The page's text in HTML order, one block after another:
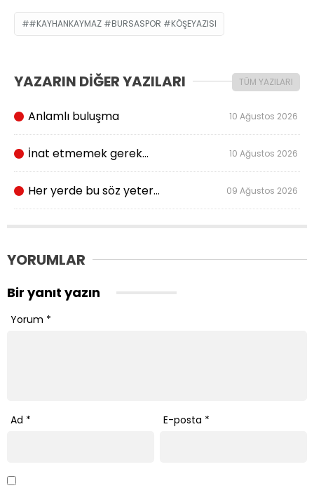
#KAYHANKAYMAZ #BURSASPOR #KÖŞEYAZISI
YAZARIN DİĞER YAZILARI TÜM YAZILARI
Anlamlı buluşma 10 Ağustos 2026
İnat etmemek gerek… 10 Ağustos 2026
Her yerde bu söz yeter… 09 Ağustos 2026
YORUMLAR
Bir yanıt yazın
Yorum *
Ad * E-posta *